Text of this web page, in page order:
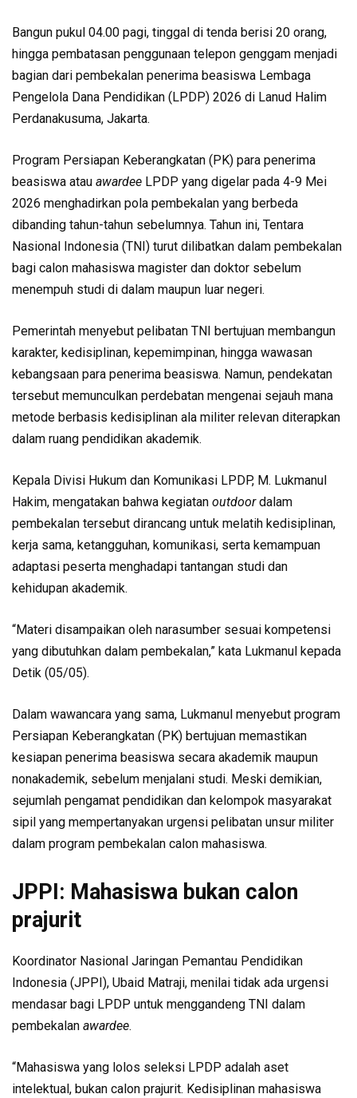
Bangun pukul 04.00 pagi, tinggal di tenda berisi 20 orang,
hingga pembatasan penggunaan telepon genggam menjadi
bagian dari pembekalan penerima beasiswa Lembaga
Pengelola Dana Pendidikan (LPDP) 2026 di Lanud Halim
Perdanakusuma, Jakarta.
Program Persiapan Keberangkatan (PK) para penerima
beasiswa atau awardee LPDP yang digelar pada 4-9 Mei
2026 menghadirkan pola pembekalan yang berbeda
dibanding tahun-tahun sebelumnya. Tahun ini, Tentara
Nasional Indonesia (TNI) turut dilibatkan dalam pembekalan
bagi calon mahasiswa magister dan doktor sebelum
menempuh studi di dalam maupun luar negeri.
Pemerintah menyebut pelibatan TNI bertujuan membangun
karakter, kedisiplinan, kepemimpinan, hingga wawasan
kebangsaan para penerima beasiswa. Namun, pendekatan
tersebut memunculkan perdebatan mengenai sejauh mana
metode berbasis kedisiplinan ala militer relevan diterapkan
dalam ruang pendidikan akademik.
Kepala Divisi Hukum dan Komunikasi LPDP, M. Lukmanul
Hakim, mengatakan bahwa kegiatan outdoordalam
pembekalan tersebut dirancang untuk melatih kedisiplinan,
kerja sama, ketangguhan, komunikasi, serta kemampuan
adaptasi peserta menghadapi tantangan studi dan
kehidupan akademik.
“Materi disampaikan oleh narasumber sesuai kompetensi
yang dibutuhkan dalam pembekalan,” kata Lukmanul kepada
Detik (05/05).
Dalam wawancara yang sama, Lukmanul menyebut program
Persiapan Keberangkatan (PK) bertujuan memastikan
kesiapan penerima beasiswa secara akademik maupun
nonakademik, sebelum menjalani studi. Meski demikian,
sejumlah pengamat pendidikan dan kelompok masyarakat
sipil yang mempertanyakan urgensi pelibatan unsur militer
dalam program pembekalan calon mahasiswa.
JPPI: Mahasiswa bukan calon
prajurit
Koordinator Nasional Jaringan Pemantau Pendidikan
Indonesia (JPPI), Ubaid Matraji, menilai tidak ada urgensi
mendasar bagi LPDP untuk menggandeng TNI dalam
pembekalan awardee.
“Mahasiswa yang lolos seleksi LPDP adalah aset
intelektual, bukan calon prajurit. Kedisiplinan mahasiswa